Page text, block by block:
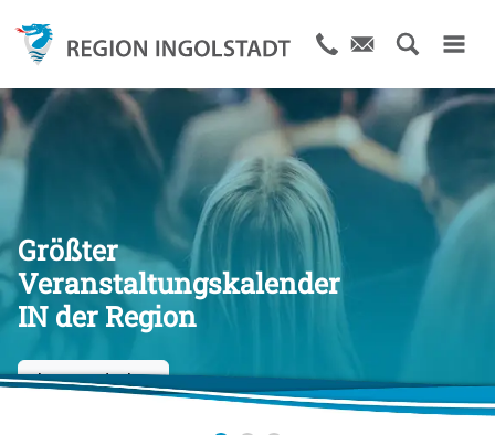
Größter
Veranstaltungskalender
IN der Region
Jetzt entdecken